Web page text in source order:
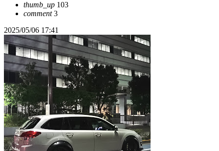
thumb_up 103
comment3
2025/05/06 17:41